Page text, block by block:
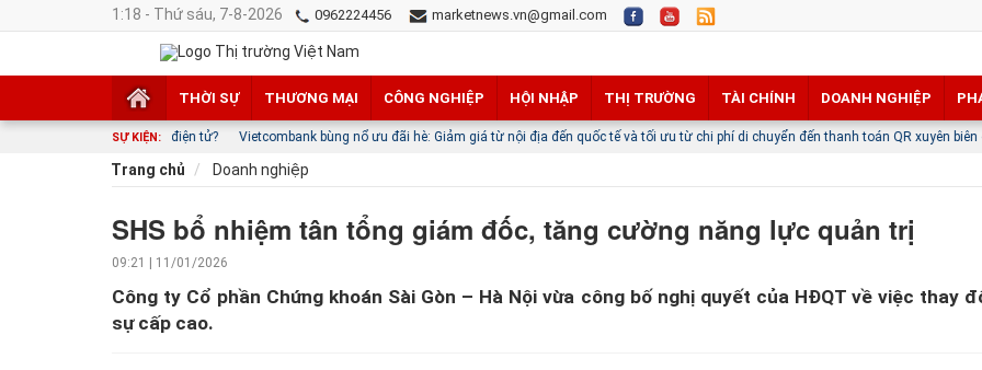
1:18 - Thứ sáu, 7-8-2026 0962224456 marketnews.vn@gmail.com
THỜI SỰ THƯƠNG MẠI CÔNG NGHIỆP HỘI NHẬP THỊ TRƯỜNG TÀI CHÍNH DOANH NGHIỆP
SỰ KIỆN:
dịch tiền điện tử? Vietcombank bùng nổ ưu đãi hè: Giảm giá từ nội địa đến quốc tế và tối ưu từ chi phí di chuyển đến thanh toán QR xuyên biên giới Trung
Trang chủ Doanh nghiệp
SHS bổ nhiệm tân tổng giám đốc, tăng cường năng lực quản trị
09:21 | 11/01/2026
Công ty Cổ phần Chứng khoán Sài Gòn – Hà Nội vừa công bố nghị quyết của HĐQT về việc thay
sự cấp cao.